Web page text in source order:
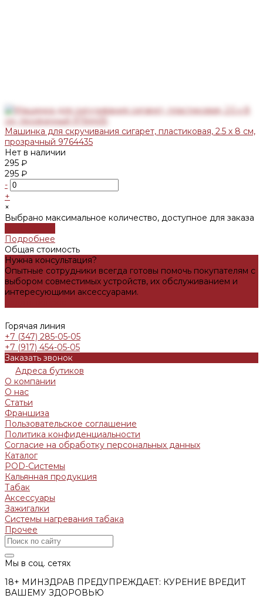
Машинка для скручивания сигарет, пластиковая, 2.5 х 8 см,
прозрачный 9764435
Нет в наличии
295 ₽
295 ₽
-
+
×
Выбрано максимальное количество, доступное для заказа
Подробнее
Общая стоимость
Нужна консультация?
Опытные сотрудники всегда готовы помочь покупателям с
выбором совместимых устройств, их обслуживанием и
интересующими аксессуарами.
Горячая линия
+7 (347) 285-05-05
+7 (917) 454-05-05
Заказать звонок
Адреса бутиков
О компании
О нас
Статьи
Франшиза
Пользовательское соглашение
Политика конфиденциальности
Согласие на обработку персональных данных
Каталог
POD-Системы
Кальянная продукция
Табак
Аксессуары
Зажигалки
Системы нагревания табака
Прочее
Мы в соц. сетях
18+ МИНЗДРАВ ПРЕДУПРЕЖДАЕТ: КУРЕНИЕ ВРЕДИТ
ВАШЕМУ ЗДОРОВЬЮ